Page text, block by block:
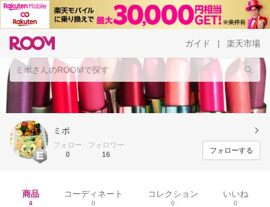
ガイド 楽天市場
ミポ
フォロー
0
フォロワー
16
フォローする
商品
4
コーディネート
0
コレクション
0
いいね
0